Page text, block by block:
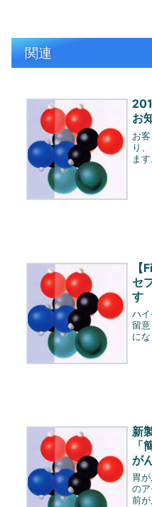
関連
お
お
り
ま
セ
す
ハ
留
に
新
「
が
プ
胃
の
前